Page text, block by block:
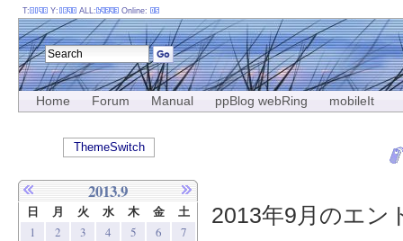
Home Forum Manual ppBlog webRing mobileIt
2013年9月のエン
T: Y: ALL: Online:
ThemeSwitch
2013.9
日 月 火 水 木 金 土
1 2 3 4 5 6
7